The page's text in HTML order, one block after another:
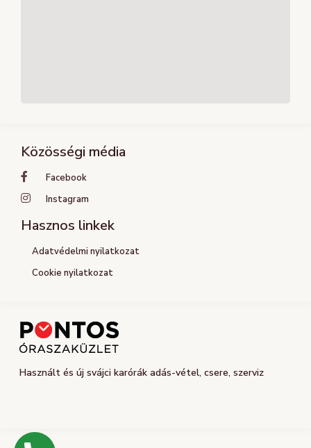
Közösségi média
Facebook
Instagram
Hasznos linkek
Adatvédelmi nyilatkozat
Cookie nyilatkozat
Használt és új svájci karórák adás-vétel, csere, szerviz